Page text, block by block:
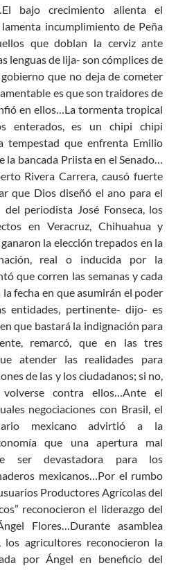
bajo crecimiento alienta el
incumplimiento de Peña
que doblan la cerviz ante
lenguas de lija- son cómplices de
que no deja de cometer
es que son traidores de
en ellos…La tormenta tropical
enterados, es un chipi chipi
tempestad que enfrenta Emilio
la bancada Priista en el Senado…
Rivera Carrera, causó fuerte
que Dios diseñó el ano para el
periodista José Fonseca, los
en Veracruz, Chihuahua y
la elección trepados en la
real o inducida por la
que corren las semanas y cada
la fecha en que asumirán el poder
entidades, pertinente- dijo- es
que bastará la indignación para
remarcó, que en las tres
atender las realidades para
de las y los ciudadanos; si no,
contra ellos…Ante el
negociaciones con Brasil, el
mexicano advirtió a la
que una apertura mal
ser devastadora para los
mexicanos…Por el rumbo
Productores Agrícolas del
reconocieron el liderazgo del
Flores…Durante asamblea
los agricultores reconocieron la
por Ángel en beneficio del